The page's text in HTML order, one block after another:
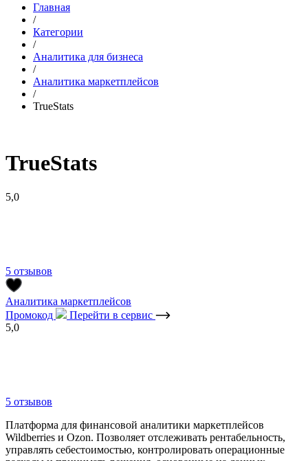
Главная
/
Категории
/
Аналитика для бизнеса
/
Аналитика маркетплейсов
/
TrueStats
TrueStats
5,0
5 отзывов
Аналитика маркетплейсов
Промокод
Перейти в сервис
5,0
5 отзывов
Платформа для финансовой аналитики маркетплейсов
Wildberries и Ozon. Позволяет отслеживать рентабельность,
управлять себестоимостью, контролировать операционные